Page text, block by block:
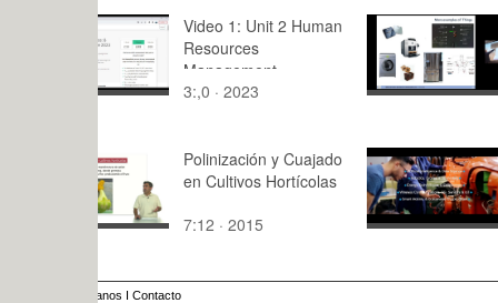
Video 1: Unit 2 Human
Resources
Management
3:,0 · 2023
SRM S2
64:34 ·
Polinización y Cuajado
en Cultivos Hortícolas
7:12 · 2015
SEAMIC
Innovation
1:12 · 2025